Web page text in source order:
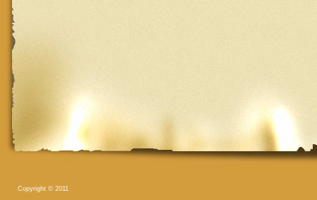
Copyright © 2011